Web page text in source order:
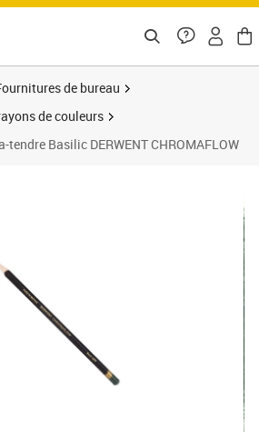
de bureau
de couleurs
tendre Basilic DERWENT CHROMAFLOW